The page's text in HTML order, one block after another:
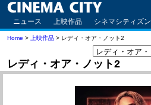
ニュース 上映作品 シネマシティズン
Home > 上映作品 > レディ・オア・ノット2
レディ・オア・ノット2